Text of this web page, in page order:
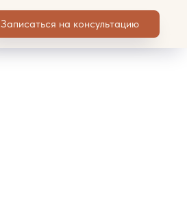
Записаться на консультацию